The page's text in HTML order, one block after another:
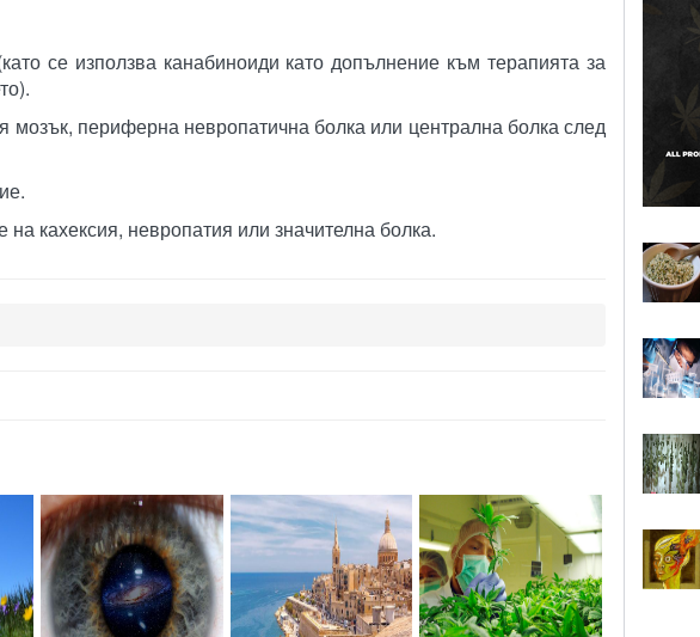
се използва канабиноиди като допълнение към терапията за
мозък, периферна невропатична болка или централна болка след
кахексия, невропатия или значителна болка.